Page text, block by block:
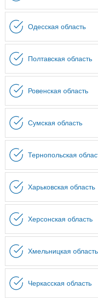
Одесская область
Полтавская область
Ровенская область
Сумская область
Тернопольская
Харьковская область
Херсонская область
Хмельницкая область
Черкасская область